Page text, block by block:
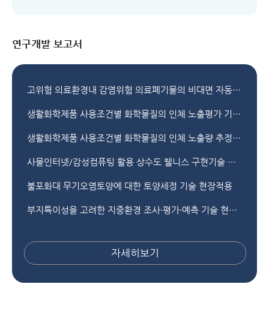
연구개발 보고서
고위험 의료환경내 감염위험 의료폐기물의 비대면 자동화 스마트 처리를 위한 자율주행 로봇 기술개발
생활화학제품 사용조건별 화학물질의 인체 노출평가 기술 개발
생활화학제품 사용조건별 화학물질의 인체 노출량 추정과 측정·분석
사물인터넷/감성컴퓨팅 활용 상수도 웰니스 구현기술 개발
불포화대 무기오염토양에 대한 토양세정 기술 현장적용
부지특이성을 고려한 지중환경 조사·평가·예측 기술 현장실증
자세히보기